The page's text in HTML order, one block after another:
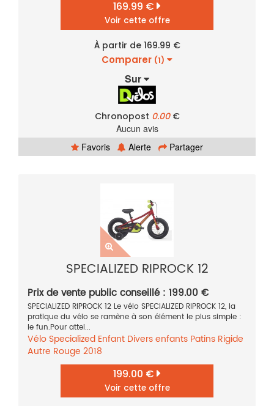
169.99 €
Voir cette offre
À partir de 169.99 €
Comparer (1)
Sur
Chronopost 0.00€
Aucun avis
Favoris
Alerte Partager
SPECIALIZED RIPROCK 12
Prix de vente public conseillé : 199.00 €
SPECIALIZED RIPROCK 12 Le vélo SPECIALIZED RIPROCK 12, la
pratique du vélo se ramène à son élément le plus simple :
le fun.Pour attei...
Vélo Specialized Enfant Divers enfants Patins Rigide
Autre Rouge 2018
199.00 €
Voir cette offre